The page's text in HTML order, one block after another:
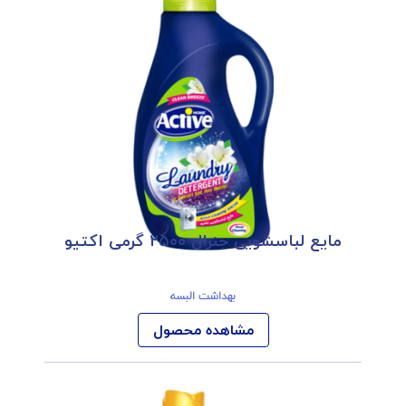
مایع لباسشویی جنرال ۲۵۰۰ گرمی اکتیو
بهداشت البسه
مشاهده محصول